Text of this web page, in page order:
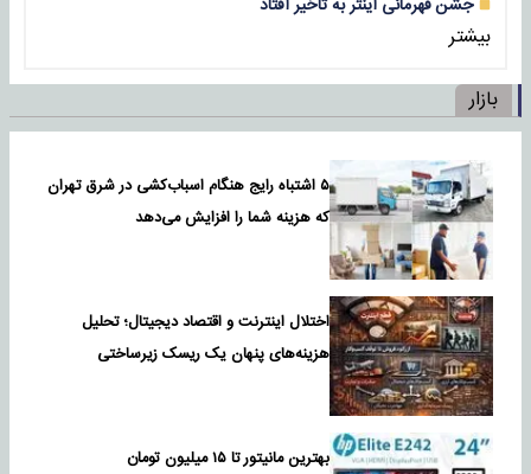
جشن قهرمانی اینتر به تأخیر افتاد
بیشتر
بازار
۵ اشتباه رایج هنگام اسباب‌کشی در شرق تهران
که هزینه شما را افزایش می‌دهد
اختلال اینترنت و اقتصاد دیجیتال؛ تحلیل
هزینه‌های پنهان یک ریسک زیرساختی
بهترین مانیتور تا ۱۵ میلیون تومان